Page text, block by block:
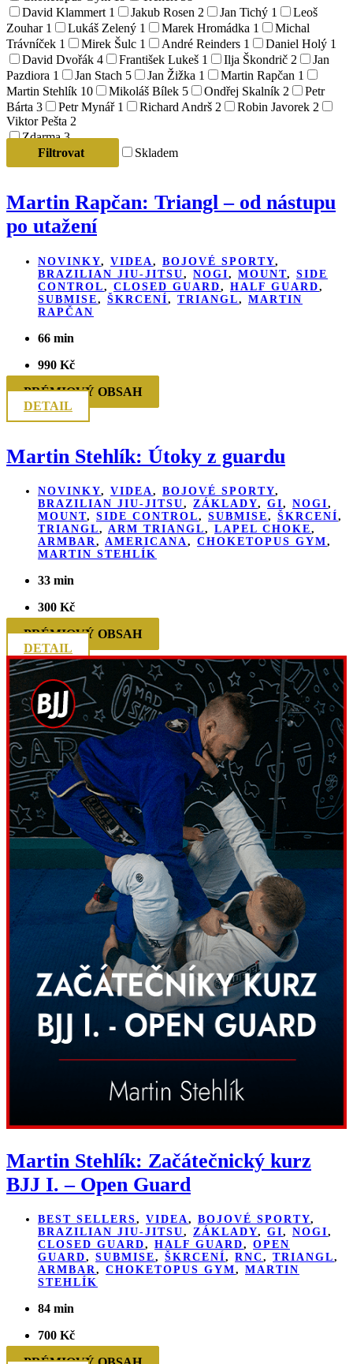
David Klammert 1 Jakub Rosen 2 Jan Tichý 1
Leoš
Zouhar 1 Lukáš Zelený 1 Marek Hromádka 1
Michal
Trávníček 1 Mirek Šulc 1 André Reinders 1 Daniel Holý 1
David Dvořák 4 František Lukeš 1 Ilja Škondrič 2
Jan
Pazdiora 1 Jan Stach 5 Jan Žižka 1 Martin Rapčan 1
Martin Stehlík 10 Mikoláš Bílek 5 Ondřej Skalník 2
Petr
Bárta 3 Petr Mynář 1 Richard Andrš 2 Robin Javorek 2
Viktor Pešta 2
Zdarma 3
Filtrovat
Skladem
Martin Rapčan: Triangl – od nástupu
po utažení
NOVINKY, VIDEA , BOJOVÉ SPORTY,
BRAZILIAN JIU-JITSU, NOGI, MOUNT, SIDE
CONTROL, CLOSED GUARD, HALF GUARD,
SUBMISE, ŠKRCENÍ, TRIANGL, MARTIN
RAPČAN
66 min
990 Kč
PRÉMIOVÝ OBSAH
DETAIL
Martin Stehlík: Útoky z guardu
NOVINKY, VIDEA, BOJOVÉ SPORTY,
BRAZILIAN JIU-JITSU, ZÁKLADY, GI, NOGI,
MOUNT, SIDE CONTROL, SUBMISE, ŠKRCENÍ,
TRIANGL, ARM TRIANGL, LAPEL CHOKE,
ARMBAR, AMERICANA, CHOKETOPUS GYM,
MARTIN STEHLÍK
33 min
300 Kč
PRÉMIOVÝ OBSAH
DETAIL
Martin Stehlík: Začátečnický kurz
BJJ I. – Open Guard
BEST SELLERS, VIDEA, BOJOVÉ SPORTY,
BRAZILIAN JIU-JITSU, ZÁKLADY, GI, NOGI,
CLOSED GUARD, HALF GUARD, OPEN
GUARD, SUBMISE, ŠKRCENÍ, RNC , TRIANGL,
ARMBAR, CHOKETOPUS GYM, MARTIN
STEHLÍK
84 min
700 Kč